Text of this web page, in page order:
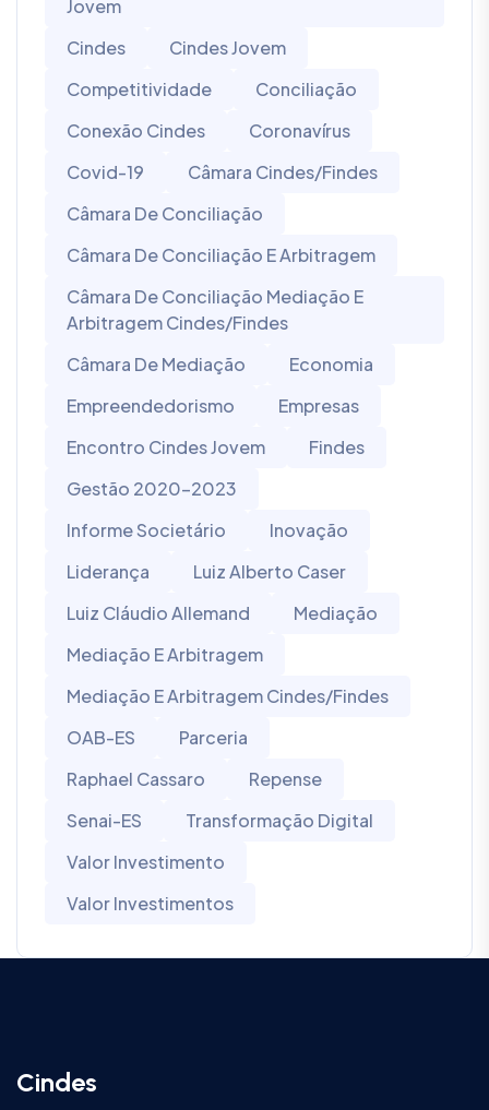
Jovem
Cindes
Cindes Jovem
Competitividade
Conciliação
Conexão Cindes
Coronavírus
Covid-19
Câmara Cindes/Findes
Câmara De Conciliação
Câmara De Conciliação E Arbitragem
Câmara De Conciliação Mediação E
Arbitragem Cindes/Findes
Câmara De Mediação
Economia
Empreendedorismo
Empresas
Encontro Cindes Jovem
Findes
Gestão 2020-2023
Informe Societário
Inovação
Liderança
Luiz Alberto Caser
Luiz Cláudio Allemand
Mediação
Mediação E Arbitragem
Mediação E Arbitragem Cindes/Findes
OAB-ES
Parceria
Raphael Cassaro
Repense
Senai-ES
Transformação Digital
Valor Investimento
Valor Investimentos
Cindes